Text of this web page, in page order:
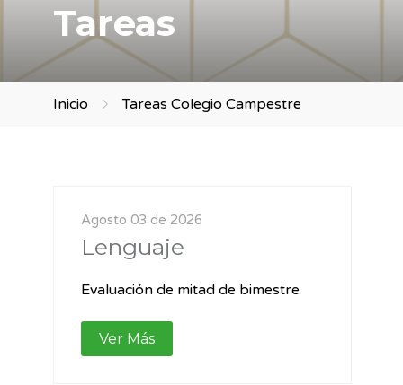
Tareas
Inicio Tareas Colegio Campestre
Agosto 03 de 2026
Lenguaje
Evaluación de mitad de bimestre
Ver Más